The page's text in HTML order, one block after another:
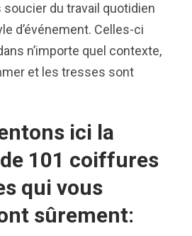
soucier du travail quotidien
d’événement. Celles-ci
n’importe quel contexte,
et les tresses sont
ici la
101 coiffures
qui vous
sûrement: